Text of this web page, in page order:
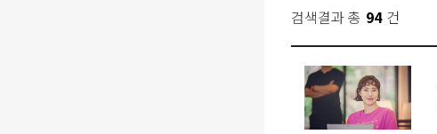
검색결과 총 94 건